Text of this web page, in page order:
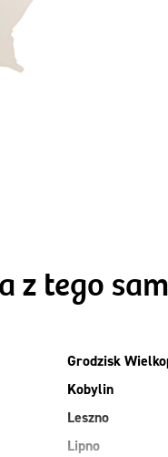
z tego
Grodzisk
Kobylin
Leszno
Lipno